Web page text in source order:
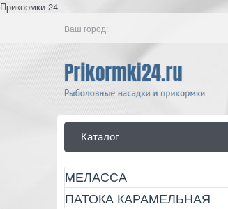
Прикормки 24
Ваш город:
Каталог
МЕЛАССА
ПАТОКА КАРАМЕЛЬНАЯ